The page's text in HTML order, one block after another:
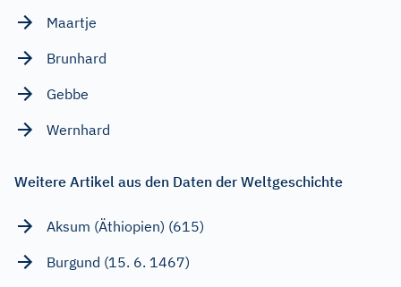
Maartje
Brunhard
Gebbe
Wernhard
Weitere Artikel aus den Daten der Weltgeschichte
Aksum (Äthiopien) (615)
Burgund (15. 6. 1467)